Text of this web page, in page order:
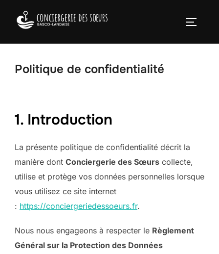
Politique de confidentialité
1. Introduction
La présente politique de confidentialité décrit la
manière dont Conciergerie des Sœurs collecte,
utilise et protège vos données personnelles lorsque
vous utilisez ce site internet
: https://conciergeriedessoeurs.fr.
Nous nous engageons à respecter le Règlement
Général sur la Protection des Données